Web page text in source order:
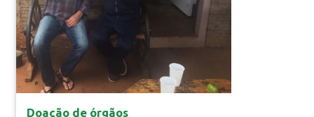
Doação de órgãos